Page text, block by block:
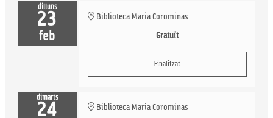
dilluns
23
feb
Biblioteca Maria Corominas
Gratuït
Finalitzat
dimarts
24 Biblioteca Maria Corominas